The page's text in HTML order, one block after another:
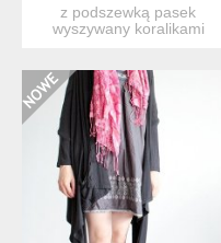
z podszewką pasek
wyszywany koralikami